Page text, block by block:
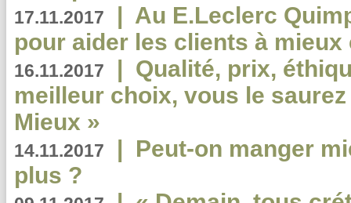
17.11.2017 | Au E.Leclerc
pour aider les clients à
16.11.2017 | Qualité, prix,
meilleur choix, vous le
Mieux »
14.11.2017 | Peut-on manger
plus ?